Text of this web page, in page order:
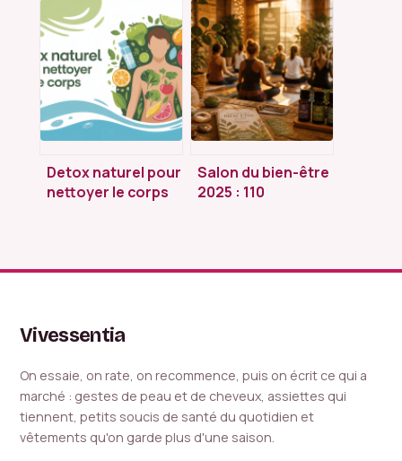
connexion : accès,
problèmes
fréquents et
solutions simples
mais je reste :
comprendre,
décider, se
protéger
Detox naturel pour
nettoyer le corps
Salon du bien-être
2025 : 110
votre visite
Vivessentia
On essaie, on rate, on recommence, puis on écrit ce qui a
marché : gestes de peau et de cheveux, assiettes qui
tiennent, petits soucis de santé du quotidien et
vêtements qu'on garde plus d'une saison.